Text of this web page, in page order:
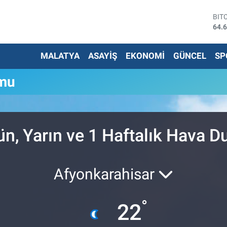
MALATYA ASAYİŞ EKONOMİ GÜNCEL
Yarın ve 1 Haftalık Hava
Afyonkarahisar
22°